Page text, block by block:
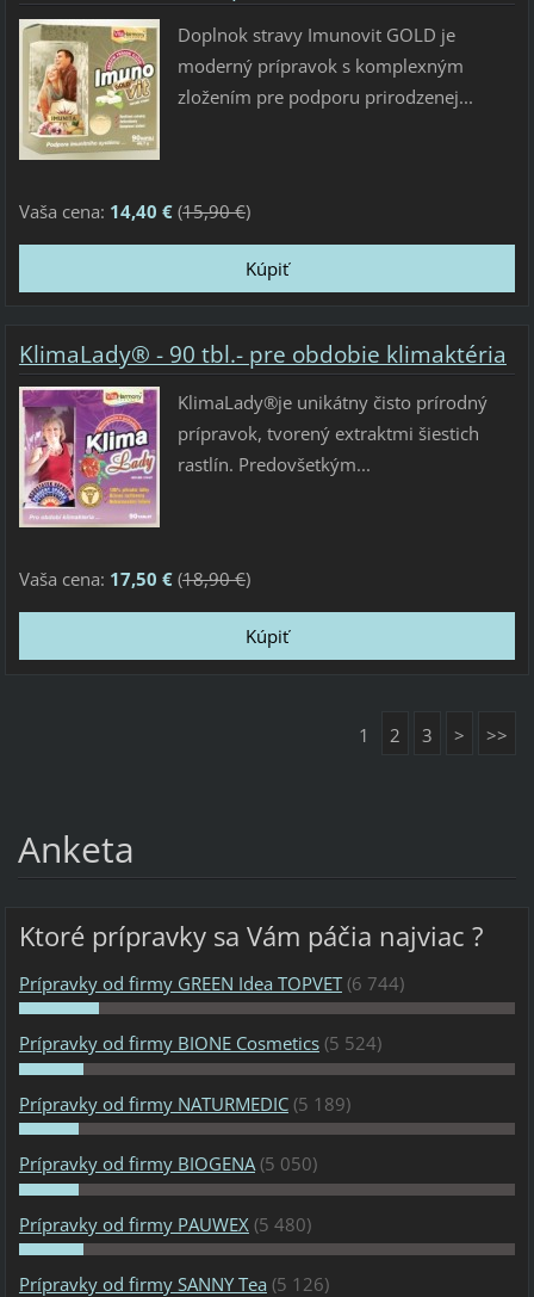
Doplnok stravy Imunovit GOLD je
moderný prípravok s komplexným
zložením pre podporu prirodzenej...
Vaša cena: 14,40 €(15,90 €)
KlimaLady® - 90 tbl.- pre obdobie klimaktéria
KlimaLady®je unikátny čisto prírodný
prípravok, tvorený extraktmi šiestich
rastlín. Predovšetkým...
Vaša cena: 17,50 €(18,90 €)
1 2 3 > >>
Anketa
Ktoré prípravky sa Vám páčia najviac ?
Prípravky od firmy GREEN Idea TOPVET (6 744)
Prípravky od firmy BIONE Cosmetics (5 524)
Prípravky od firmy NATURMEDIC (5 189)
Prípravky od firmy BIOGENA (5 050)
Prípravky od firmy PAUWEX (5 480)
Prípravky od firmy SANNY Tea (5 126)